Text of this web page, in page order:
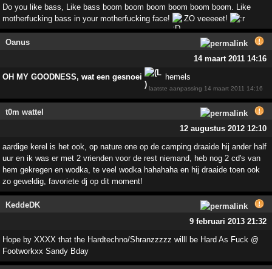
Do you like bass, Like bass boom boom boom boom boom boom. Like
motherfucking bass in your motherfucking face!
ZO veeeeet!
Oanus
14 maart 2011 14:16
OH MY GOODNESS, wat een gesnoei hemels
laatste aanpassing 14 maart 2011 14:16
t0m wattel
12 augustus 2012 12:10
aardige kerel is het ook, op nature one op de camping draaide hij ander half
uur en ik was er met 2 vrienden voor de rest niemand, heb nog 2 cd's van
hem gekregen en wodka, te veel wodka hahahaha en hij draaide toen ook
zo geweldig, favoriete dj op dit moment!
KeddeDK
9 februari 2013 21:32
Hope by XXXX that the Hardtechno/Shranzzzzz willl be Hard As Fuck @
Footworkxx Sandy Bday